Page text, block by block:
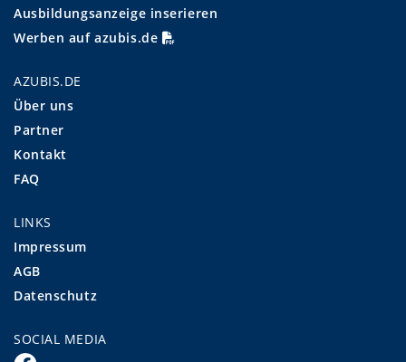
Ausbildungsanzeige inserieren
Werben auf azubis.de
AZUBIS.DE
Über uns
Partner
Kontakt
FAQ
LINKS
Impressum
AGB
Datenschutz
SOCIAL MEDIA